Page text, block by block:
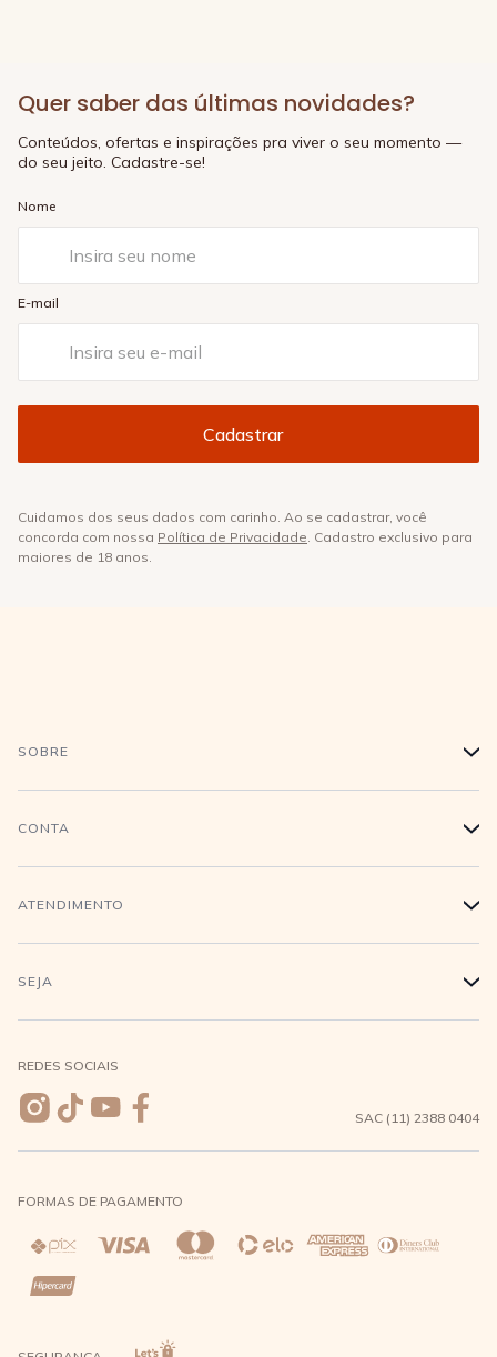
Quer saber das últimas novidades?
Conteúdos, ofertas e inspirações pra viver o seu momento —
do seu jeito. Cadastre-se!
Nome
E-mail
Cuidamos dos seus dados com carinho. Ao se cadastrar, você
concorda com nossa Política de Privacidade. Cadastro exclusivo para
maiores de 18 anos.
SOBRE +
História
Conecte-se
CONTA +
Login
Meus pedidos
Wishlist
ATENDIMENTO +
Compra Segura
Entrega e Frete
Trocas e Devoluções
Direito de Arrependimento
Política de Privacidade
SEJA +
REDES SOCIAIS
SAC (11) 2388 0404
FORMAS DE PAGAMENTO